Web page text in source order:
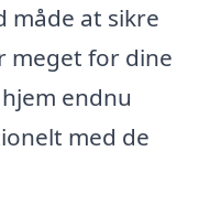
måde at sikre
meget for dine
endnu
med de